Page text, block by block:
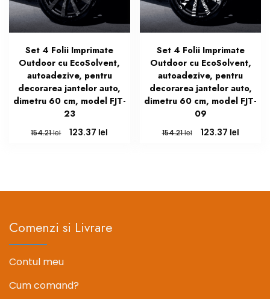
Set 4 Folii Imprimate
Outdoor cu EcoSolvent,
autoadezive, pentru
decorarea jantelor auto,
dimetru 60 cm, model FJT-
23
154.21lei
Prețul
123.37 lei
Set 4 Folii Imprimate
Outdoor cu EcoSolvent,
autoadezive, pentru
decorarea jantelor auto,
dimetru 60 cm, model FJT-
09
154.21lei
Prețul
123.37 leiPrețul
Comenzi si Livrare
Contul meu
Cum comand?